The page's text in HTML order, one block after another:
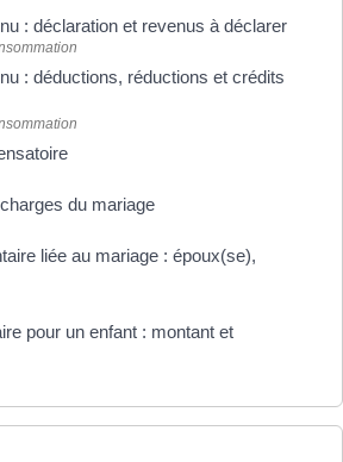
: déclaration et revenus à déclarer
: déductions, réductions et crédits
du mariage
liée au mariage : époux(se),
pour un enfant : montant et